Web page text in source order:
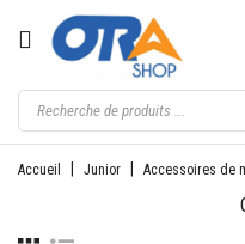
CATÉGORIE
ACCUEIL
ACTIVITÉS
Accueil Junior Accessoires de